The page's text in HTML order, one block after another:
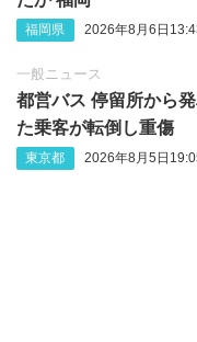
福岡県 2026年8月6日
一般ニュース
都営バス 停留所から
た乗客が転倒し重傷
東京都 2026年8月5日